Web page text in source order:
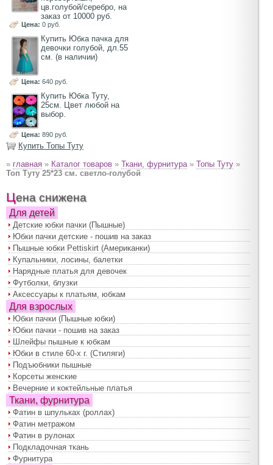
цв.голубой/серебро, на
заказ от 10000 руб.
Цена: 0 руб.
Купить Юбка пачка для
девочки голубой, дл.55
см. (в наличии)
Цена: 640 руб.
Купить Юбка Туту,
25см. Цвет любой на
выбор.
Цена: 890 руб.
Купить Топы Туту
» главная » Каталог товаров » Ткани, фурнитура» Топы Туту »
Топ Туту 25*23 см. светло-голубой
Цена снижена
Для детей
Детские юбки пачки (Пышные)
Юбки пачки детские - пошив на заказ
Пышные юбки Pettiskirt (Американки)
Купальники, лосины, балетки
Нарядные платья для девочек
Футболки, блузки
Аксессуары к платьям, юбкам
Для взрослых
Юбки пачки (Пышные юбки)
Юбки пачки - пошив на заказ
Шлейфы пышные к юбкам
Юбки в стиле 60-х г. (Стиляги)
Подъюбники пышные
Корсеты женские
Вечерние и коктейльные платья
Ткани, фурнитура
Фатин в шпульках (роллах)
Фатин метражом
Фатин в рулонах
Подкладочная ткань
Фурнитура